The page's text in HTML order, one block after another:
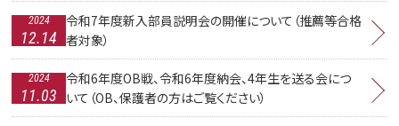
2024
12.14
令和7年度新入部員説明会の開催について（推薦等合格
者対象）
2024
11.03
令和6年度OB戦、令和6年度納会、4年生を送る会につ
いて（OB、保護者の方はご覧ください）